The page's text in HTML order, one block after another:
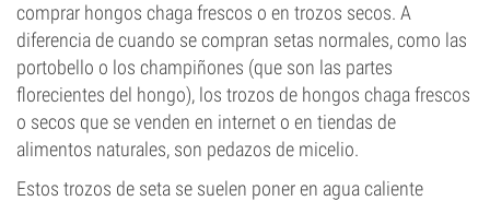
comprar hongos chaga frescos o en trozos secos. A
diferencia de cuando se compran setas normales, como las
portobello o los champiñones (que son las partes
florecientes del hongo), los trozos de hongos chaga frescos
o secos que se venden en internet o en tiendas de
alimentos naturales, son pedazos de micelio.
Estos trozos de seta se suelen poner en agua caliente